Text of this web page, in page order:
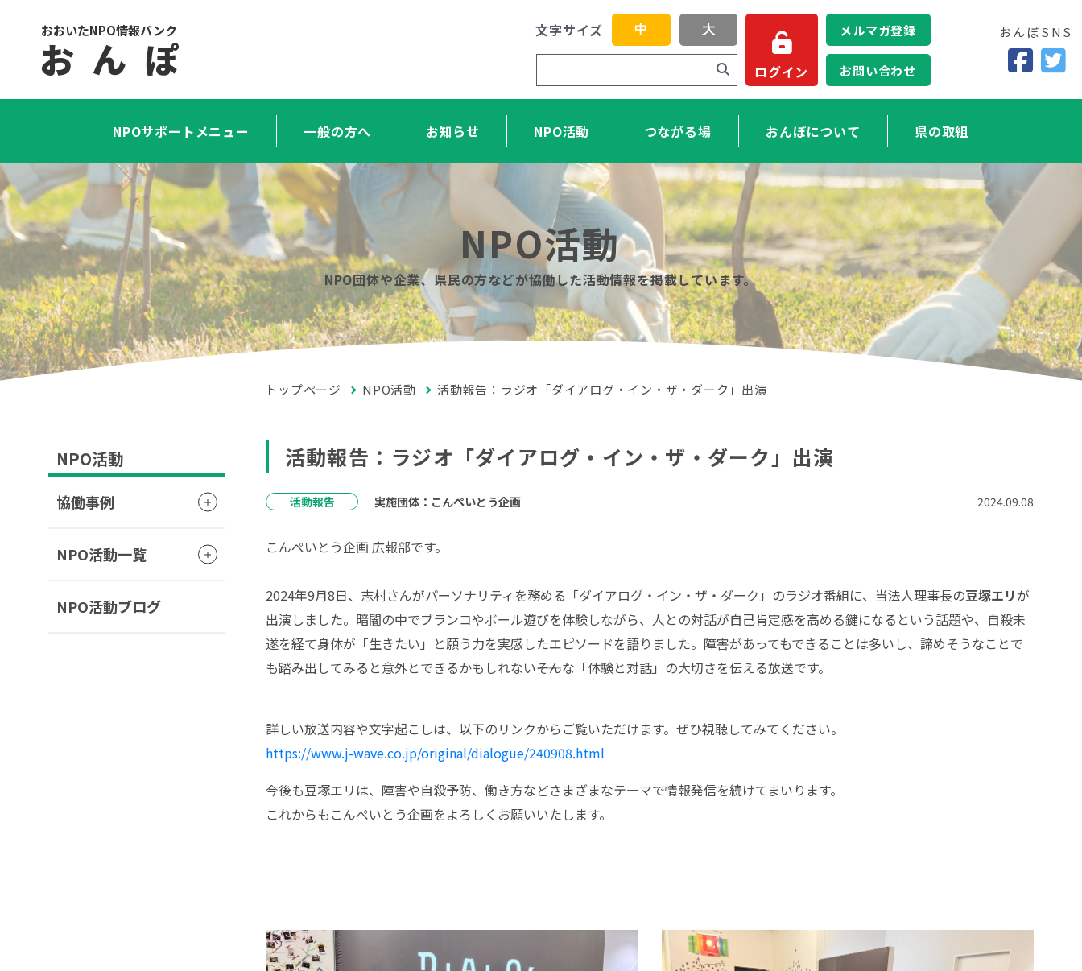
おおいたNPO情報バンク
お ん ぽ
文字サイズ 中 大
ログイン
NPOサポートメニュー 一般の方へ お知らせ NPO活動 つながる場 おんぽについて 県の取組
メルマガ登録
お問い合わせ
おんぽSNS
NPO活動
NPO団体や企業、県民の方などが協働した活動情報を掲載しています。
トップページ NPO活動 活動報告：ラジオ「ダイアログ・イン・ザ・ダーク」出演
活動報告：ラジオ「ダイアログ・イン・ザ・ダーク」出演
活動報告 実施団体：こんぺいとう企画 2024.09.08
こんぺいとう企画 広報部です。
2024年9月8日、志村さんがパーソナリティを務める「ダイアログ・イン・ザ・ダーク」のラジオ番組に、当法人理事長の豆塚エリが
出演しました。暗闇の中でブランコやボール遊びを体験しながら、人との対話が自己肯定感を高める鍵になるという話題や、自殺未
遂を経て身体が「生きたい」と願う力を実感したエピソードを語りました。障害があってもできることは多いし、諦めそうなことで
も踏み出してみると意外とできるかもしれない――そんな「体験と対話」の大切さを伝える放送です。
詳しい放送内容や文字起こしは、以下のリンクからご覧いただけます。ぜひ視聴してみてください。
https://www.j-wave.co.jp/original/dialogue/240908.html
今後も豆塚エリは、障害や自殺予防、働き方などさまざまなテーマで情報発信を続けてまいります。
これからもこんぺいとう企画をよろしくお願いいたします。
NPO活動
協働事例
NPO活動一覧
NPO活動ブログ